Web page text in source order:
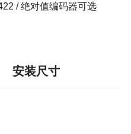
/ 绝对值编码器可选
安装尺寸